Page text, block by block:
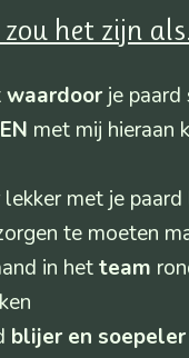
het zijn
waardoor je
met mij hieraan
lekker met je paard
te moeten
in hetteam
blijer en soepeler